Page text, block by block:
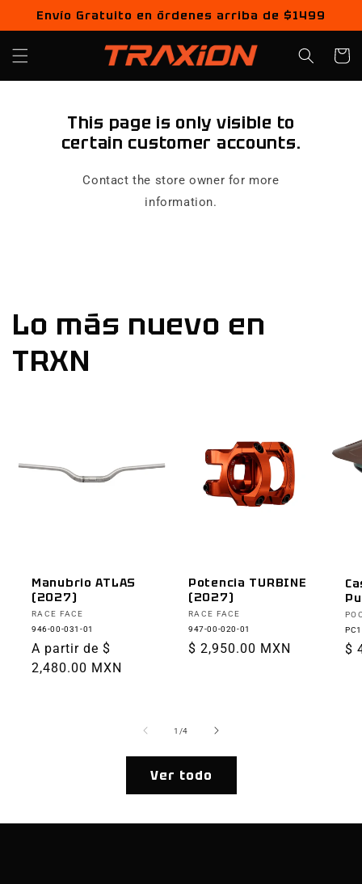
directamente
al contenido
Envío Gratuito en órdenes arriba de $1499
Carrito
This page is only visible to
certain customer accounts.
Contact the store owner for more
information.
Lo más nuevo en
TRXN
Manubrio ATLAS
(2027)
Proveedor:
RACE FACE
946-00-031-01
Precio
habitual
A partir de $
2,480.00 MXN
Potencia TURBINE
(2027)
Proveedor:
RACE FACE
947-00-020-01
Precio
$ 2,950.00 MXN $
1 /de
4
Ver todo